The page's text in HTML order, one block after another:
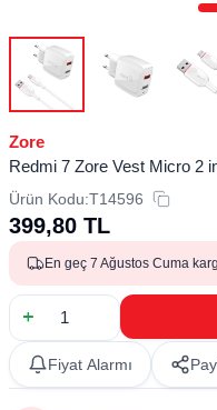
Zore
Redmi 7 Zore Vest Micro 2
Ürün Kodu:T14596
399,80 TL
En geç 7 Ağustos Cuma
Fiyat Alarmı